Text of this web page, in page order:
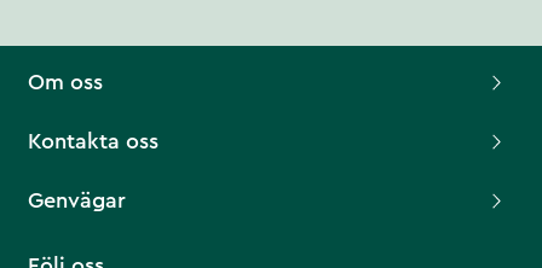
Om oss
Kontakta oss
Genvägar